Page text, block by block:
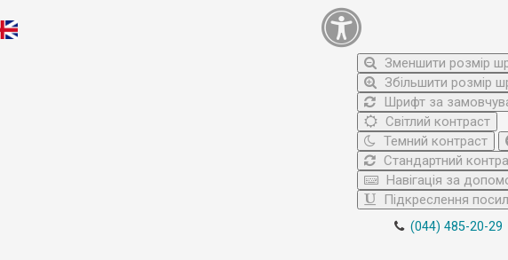
Зменшити розмір
Збільшити розмір
Шрифт за
Світлий контраст
Темний контраст
Стандартний
Навігація за
Підкреслення
(044) 485-20-29